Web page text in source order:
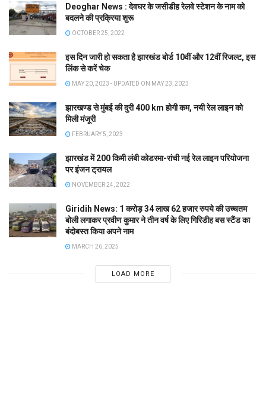
Deoghar News : देवघर के जसीडीह रेलवे स्टेशन के नाम को
बदलने की प्रक्रिया शुरू
OCTOBER 25, 2022
इस दिन जारी हो सकता है झारखंड बोर्ड 10वीं और 12वीं रिजल्ट, इस
लिंक से करें चेक
MAY 20, 2023 - UPDATED ON MAY 23, 2023
झारखण्ड से मुंबई की दुरी 400 km होगी कम, नयी रेल लाइन को
मिली मंजूरी
FEBRUARY 5, 2023
झारखंड में 200 किमी लंबी कोडरमा-रांची नई रेल लाइन परियोजना
पर इंजन ट्रायल
NOVEMBER 24, 2022
Giridih News: 1 करोड़ 34 लाख 62 हजार रुपये की उच्चतम
बोली लगाकर प्रवीण कुमार ने तीन वर्ष के लिए गिरिडीह बस स्टैंड का
बंदोबस्त किया अपने नाम
MARCH 26, 2025
LOAD MORE